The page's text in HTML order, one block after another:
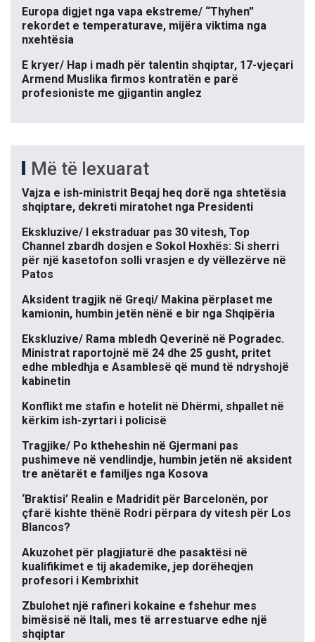
Europa digjet nga vapa ekstreme/ “Thyhen”
rekordet e temperaturave, mijëra viktima nga
nxehtësia
E kryer/ Hap i madh për talentin shqiptar, 17-vjeçari
Armend Muslika firmos kontratën e parë
profesioniste me gjigantin anglez
Më të lexuarat
Vajza e ish-ministrit Beqaj heq dorë nga shtetësia
shqiptare, dekreti miratohet nga Presidenti
Ekskluzive/ I ekstraduar pas 30 vitesh, Top
Channel zbardh dosjen e Sokol Hoxhës: Si sherri
për një kasetofon solli vrasjen e dy vëllezërve në
Patos
Aksident tragjik në Greqi/ Makina përplaset me
kamionin, humbin jetën nënë e bir nga Shqipëria
Ekskluzive/ Rama mbledh Qeverinë në Pogradec.
Ministrat raportojnë më 24 dhe 25 gusht, pritet
edhe mbledhja e Asamblesë që mund të ndryshojë
kabinetin
Konflikt me stafin e hotelit në Dhërmi, shpallet në
kërkim ish-zyrtari i policisë
Tragjike/ Po ktheheshin në Gjermani pas
pushimeve në vendlindje, humbin jetën në aksident
tre anëtarët e familjes nga Kosova
‘Braktisi’ Realin e Madridit për Barcelonën, por
çfarë kishte thënë Rodri përpara dy vitesh për Los
Blancos?
Akuzohet për plagjiaturë dhe pasaktësi në
kualifikimet e tij akademike, jep dorëheqjen
profesori i Kembrixhit
Zbulohet një rafineri kokaine e fshehur mes
bimësisë në Itali, mes të arrestuarve edhe një
shqiptar